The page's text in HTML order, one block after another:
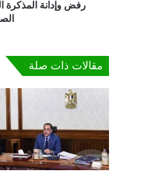
الصومالية
الموقعة
بين
رفض وإدانة المذكرة
مقالات ذات صلة